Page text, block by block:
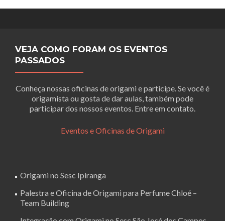
VEJA COMO FORAM OS EVENTOS
PASSADOS
Conheça nossas oficinas de origami e participe. Se você é
origamista ou gosta de dar aulas, também pode
participar dos nossos eventos. Entre em contato.
Eventos e Oficinas de Origami
Origami no Sesc Ipiranga
Palestra e Oficina de Origami para Perfume Chloé –
Team Building